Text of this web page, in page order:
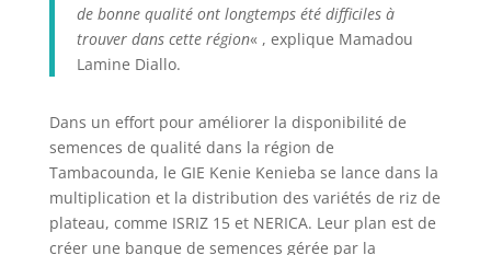
de bonne qualité ont longtemps été difficiles à
trouver dans cette région« , explique Mamadou
Lamine Diallo.
Dans un effort pour améliorer la disponibilité de
semences de qualité dans la région de
Tambacounda, le GIE Kenie Kenieba se lance dans la
multiplication et la distribution des variétés de riz de
plateau, comme ISRIZ 15 et NERICA. Leur plan est de
créer une banque de semences gérée par la